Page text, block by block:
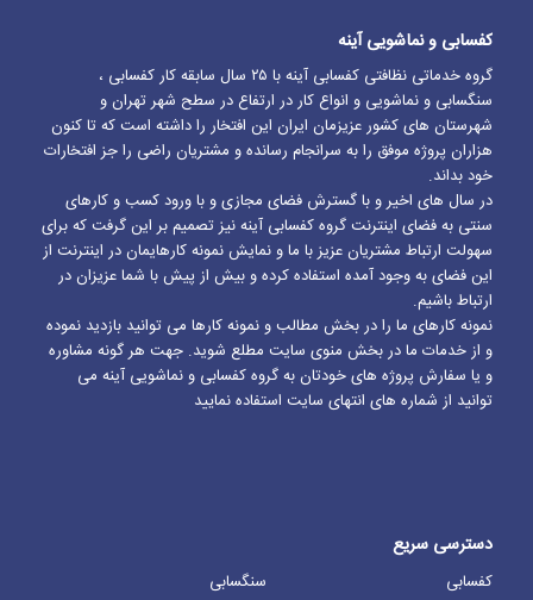
کفسابی و نماشویی آینه
گروه خدماتی نظافتی کفسابی آینه با ۲۵ سال سابقه کار کفسابی ،
سنگسابی و نماشویی و انواع کار در ارتفاع در سطح شهر تهران و
شهرستان های کشور عزیزمان ایران این افتخار را داشته است که تا کنون
هزاران پروژه موفق را به سرانجام رسانده و مشتریان راضی را جز افتخارات
خود بداند.
در سال های اخیر و با گسترش فضای مجازی و با ورود کسب و کارهای
سنتی به فضای اینترنت گروه کفسابی آینه نیز تصمیم بر این گرفت که برای
سهولت ارتباط مشتریان عزیز با ما و نمایش نمونه کارهایمان در اینترنت از
این فضای به وجود آمده استفاده کرده و بیش از پیش با شما عزیزان در
ارتباط باشیم.
نمونه کارهای ما را در بخش مطالب و نمونه کارها می توانید بازدید نموده
و از خدمات ما در بخش منوی سایت مطلع شوید. جهت هر گونه مشاوره
و یا سفارش پروژه های خودتان به گروه کفسابی و نماشویی آینه می
توانید از شماره های انتهای سایت استفاده نمایید
دسترسی سریع
کفسابی
سنگسابی